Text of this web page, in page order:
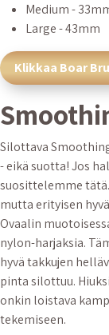
Medium -
Large - 43mm
Klikkaa Boar
Silottava
- eikä suotta! Jos
suosittelemme
mutta erityisen
Ovaalin
nylon-harjaksia.
hyvä takkujen
pinta silottuu.
onkin loistava
tekemiseen.